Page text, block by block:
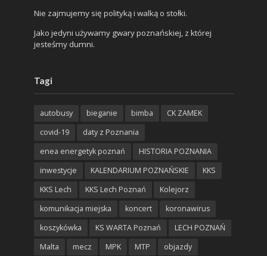
Nie zajmujemy się polityką i walką o stołki.
Jako jedyni używamy gwary poznańskiej, z której
jesteśmy dumni.
Tagi
autobusy bieganie bimba
CK ZAMEK
covid-19
daty z Poznania
enea energetyk poznań
HISTORIA POZNANIA
inwestycje
KALENDARIUM POZNAŃSKIE
KKS
KKS Lech
KKS Lech Poznań
Kolejorz
komunikacja miejska
koncert
koronawirus
koszykówka
KS WARTA Poznań
LECH POZNAŃ
Malta
mecz MPK MTP objazdy